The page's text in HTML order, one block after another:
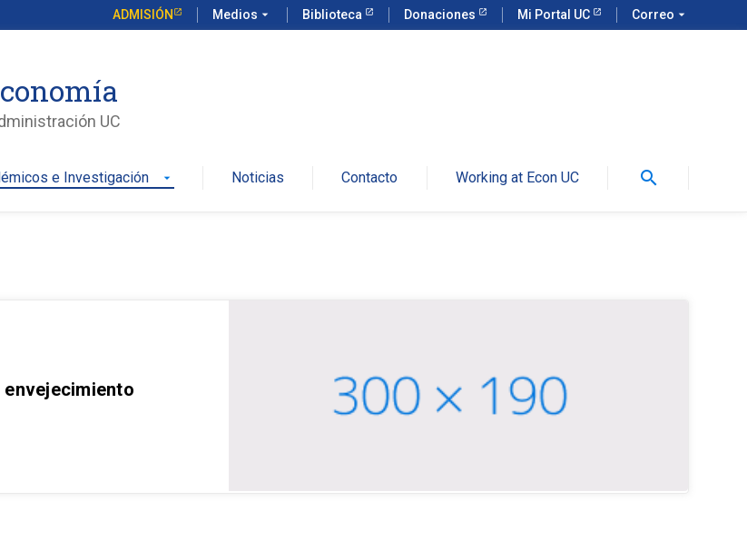
ADMISIÓN Medios arrow_drop_down Biblioteca Donaciones Mi Portal UC Correo arrow_drop_down
UC
e Investigación arrow_drop_down Noticias Contacto Working at Econ UC search
envejecimiento